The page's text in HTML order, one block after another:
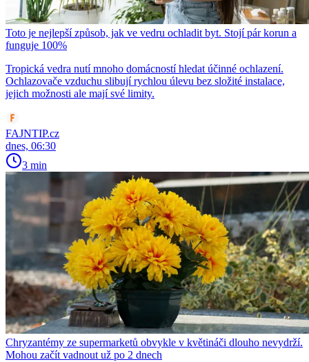
Toto je nejlepší způsob, jak ve vedru ochladit byt. Stojí pár korun a
funguje 100%
Tropická vedra nutí mnoho domácností hledat účinné ochlazení.
Ochlazovače vzduchu slibují rychlou úlevu bez složité instalace,
jejich možnosti ale mají své limity.
FAJNTIP.cz
dnes, 06:30
3 min
Chryzantémy ze supermarketů obvykle v květináči dlouho nevydrží.
Mohou začít vadnout už po 2 dnech